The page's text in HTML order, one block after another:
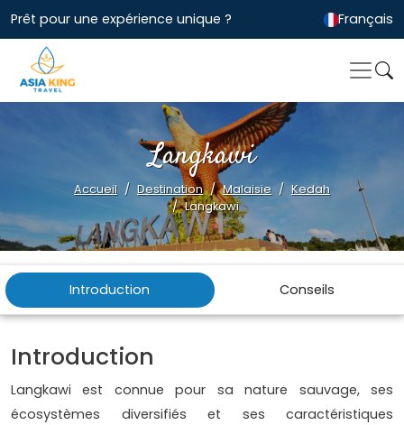
Prêt pour une expérience unique ? Français
Langkawi
Accueil Destination Malaisie
Kedah
Langkawi
Introduction Conseils
Introduction
Langkawi est connue pour sa nature sauvage, ses
écosystèmes diversifiés et ses caractéristiques